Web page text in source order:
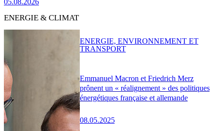
05.08.2026
ENERGIE & CLIMAT
Emmanuel Macron et Friedrich Merz
prônent un « réalignement » des politiques
énergétiques française et allemande
08.05.2025
ENERGIE, ENVIRONNEMENT ET
TRANSPORT